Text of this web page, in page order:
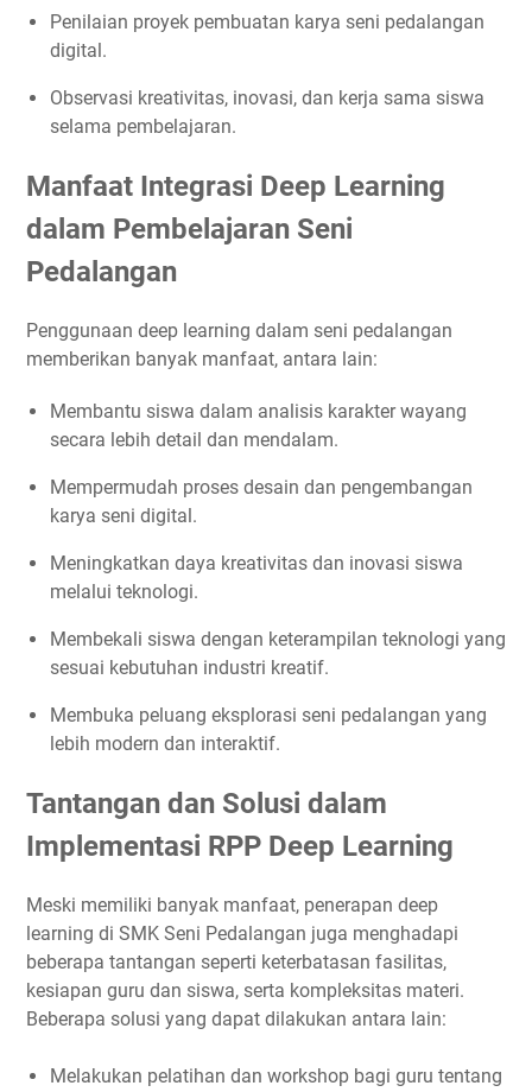
Penilaian proyek pembuatan karya seni pedalangan
digital.
Observasi kreativitas, inovasi, dan kerja sama siswa
selama pembelajaran.
Manfaat Integrasi Deep Learning
dalam Pembelajaran Seni
Pedalangan
Penggunaan deep learning dalam seni pedalangan
memberikan banyak manfaat, antara lain:
Membantu siswa dalam analisis karakter wayang
secara lebih detail dan mendalam.
Mempermudah proses desain dan pengembangan
karya seni digital.
Meningkatkan daya kreativitas dan inovasi siswa
melalui teknologi.
Membekali siswa dengan keterampilan teknologi yang
sesuai kebutuhan industri kreatif.
Membuka peluang eksplorasi seni pedalangan yang
lebih modern dan interaktif.
Tantangan dan Solusi dalam
Implementasi RPP Deep Learning
Meski memiliki banyak manfaat, penerapan deep
learning di SMK Seni Pedalangan juga menghadapi
beberapa tantangan seperti keterbatasan fasilitas,
kesiapan guru dan siswa, serta kompleksitas materi.
Beberapa solusi yang dapat dilakukan antara lain:
Melakukan pelatihan dan workshop bagi guru tentang